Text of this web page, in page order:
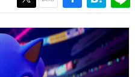
していく、硬派で骨太な評論連載
本語
ラスボス」… ゲームにまつわる言葉
コンピューター文化史研究家・タ